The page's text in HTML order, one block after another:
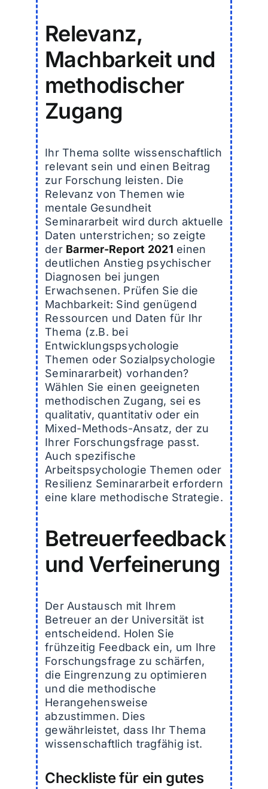
Relevanz,
Machbarkeit und
methodischer
Zugang
Ihr Thema sollte wissenschaftlich
relevant sein und einen Beitrag
zur Forschung leisten. Die
Relevanz von Themen wie
mentale Gesundheit
Seminararbeit wird durch aktuelle
Daten unterstrichen; so zeigte
der Barmer-Report 2021 einen
deutlichen Anstieg psychischer
Diagnosen bei jungen
Erwachsenen. Prüfen Sie die
Machbarkeit: Sind genügend
Ressourcen und Daten für Ihr
Thema (z.B. bei
Entwicklungspsychologie
Themen oder Sozialpsychologie
Seminararbeit) vorhanden?
Wählen Sie einen geeigneten
methodischen Zugang, sei es
qualitativ, quantitativ oder ein
Mixed-Methods-Ansatz, der zu
Ihrer Forschungsfrage passt.
Auch spezifische
Arbeitspsychologie Themen oder
Resilienz Seminararbeit erfordern
eine klare methodische Strategie.
Betreuerfeedback
und Verfeinerung
Der Austausch mit Ihrem
Betreuer an der Universität ist
entscheidend. Holen Sie
frühzeitig Feedback ein, um Ihre
Forschungsfrage zu schärfen,
die Eingrenzung zu optimieren
und die methodische
Herangehensweise
abzustimmen. Dies
gewährleistet, dass Ihr Thema
wissenschaftlich tragfähig ist.
Checkliste für ein gutes